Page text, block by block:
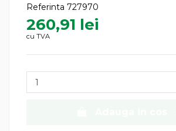
Referinta 727970
260,91 lei
cu TVA